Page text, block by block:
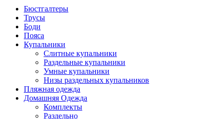
Бюстгалтеры
Трусы
Боди
Пояса
Купальники
Слитные купальники
Раздельные купальники
Умные купальники
Низы раздельных купальников
Пляжная одежда
Домашняя Одежда
Комплекты
Раздельно